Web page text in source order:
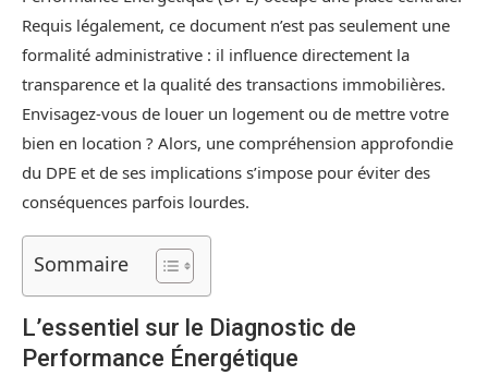
Requis légalement, ce document n’est pas seulement une
formalité administrative : il influence directement la
transparence et la qualité des transactions immobilières.
Envisagez-vous de louer un logement ou de mettre votre
bien en location ? Alors, une compréhension approfondie
du DPE et de ses implications s’impose pour éviter des
conséquences parfois lourdes.
Sommaire
L’essentiel sur le Diagnostic de
Performance Énergétique